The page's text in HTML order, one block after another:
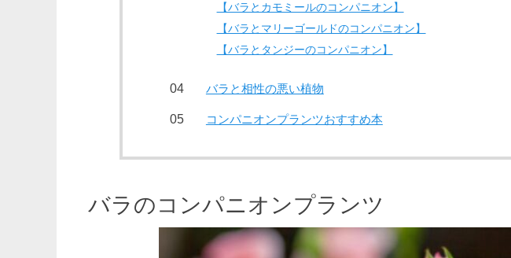
【バラとカモミールのコンパニオン】
【バラとマリーゴールドのコンパニオン】
【バラとタンジーのコンパニオン】
バラと相性の悪い植物
コンパニオンプランツおすすめ本
バラのコンパニオンプランツ